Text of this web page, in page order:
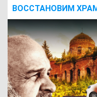
ВОCСТАНОВИМ